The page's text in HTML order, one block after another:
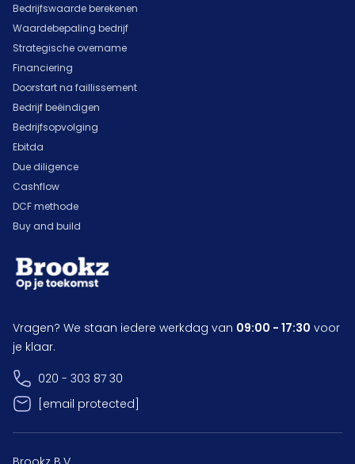
Bedrijfswaarde berekenen
Waardebepaling bedrijf
Strategische overname
Financiering
Doorstart na faillissement
Bedrijf beëindigen
Bedrijfsopvolging
Ebitda
Due diligence
Cashflow
DCF methode
Buy and build
Vragen? We staan iedere werkdag van 09:00 - 17:30 voor
je klaar.
020 - 303 87 30
[email protected]